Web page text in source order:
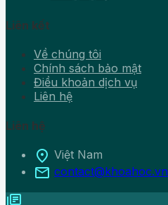
Liên kết
Về chúng tôi
Chính sách bảo mật
Điều khoản dịch vụ
Liên hệ
Liên hệ
location_on Việt Nam
mail contact@khoahoc.vn
library_books